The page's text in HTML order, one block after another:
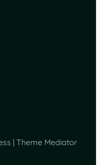
| Theme Mediator